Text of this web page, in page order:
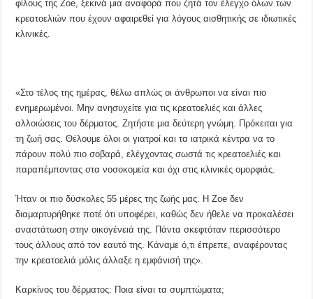
φίλους της Zoe, ξεκινά μια αναφορά που ζητά τον έλεγχο όλων των
κρεατοελιών που έχουν αφαιρεθεί για λόγους αισθητικής σε ιδιωτικές
κλινικές.
«Στο τέλος της ημέρας, θέλω απλώς οι άνθρωποι να είναι πιο
ενημερωμένοι. Μην ανησυχείτε για τις κρεατοελιές και άλλες
αλλοιώσεις του δέρματος. Ζητήστε μια δεύτερη γνώμη. Πρόκειται για
τη ζωή σας. Θέλουμε όλοι οι γιατροί και τα ιατρικά κέντρα να το
πάρουν πολύ πιο σοβαρά, ελέγχοντας σωστά τις κρεατοελιές και
παραπέμποντας στα νοσοκομεία και όχι στις κλινικές ομορφιάς.
Ήταν οι πιο δύσκολες 55 μέρες της ζωής μας. Η Zoe δεν
διαμαρτυρήθηκε ποτέ ότι υποφέρει, καθώς δεν ήθελε να προκαλέσει
αναστάτωση στην οικογένειά της. Πάντα σκεφτόταν περισσότερο
τους άλλους από τον εαυτό της. Κάναμε ό,τι έπρεπε, αναφέροντας
την κρεατοελιά μόλις άλλαξε η εμφάνισή της».
Καρκίνος του δέρματος: Ποια είναι τα συμπτώματα;